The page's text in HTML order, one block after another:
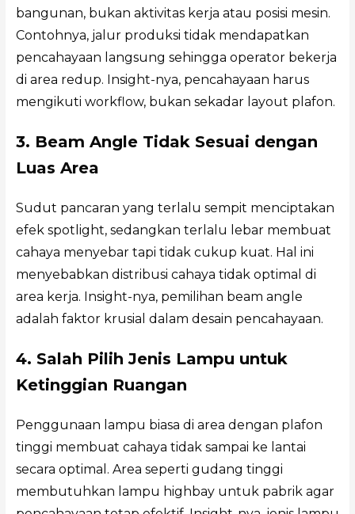
bangunan, bukan aktivitas kerja atau posisi mesin.
Contohnya, jalur produksi tidak mendapatkan
pencahayaan langsung sehingga operator bekerja
di area redup. Insight-nya, pencahayaan harus
mengikuti workflow, bukan sekadar layout plafon.
3. Beam Angle Tidak Sesuai dengan
Luas Area
Sudut pancaran yang terlalu sempit menciptakan
efek spotlight, sedangkan terlalu lebar membuat
cahaya menyebar tapi tidak cukup kuat. Hal ini
menyebabkan distribusi cahaya tidak optimal di
area kerja. Insight-nya, pemilihan beam angle
adalah faktor krusial dalam desain pencahayaan.
4. Salah Pilih Jenis Lampu untuk
Ketinggian Ruangan
Penggunaan lampu biasa di area dengan plafon
tinggi membuat cahaya tidak sampai ke lantai
secara optimal. Area seperti gudang tinggi
membutuhkan lampu highbay untuk pabrik agar